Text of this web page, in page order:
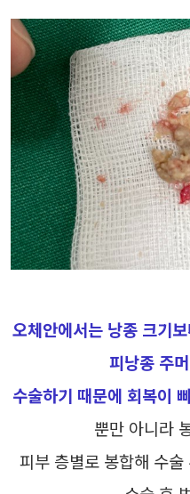
오체안에서는 낭종 크기
피낭종 주
수술하기 때문에 회복이
뿐만 아니라
피부 층별로 봉합해 수